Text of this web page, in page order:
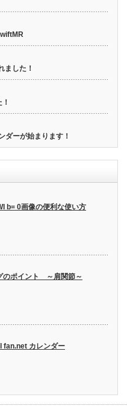
ました！
ダーが始まります！
b= 0画像の便利な使い方
のポイント ～肩関節～
fan.net カレンダー